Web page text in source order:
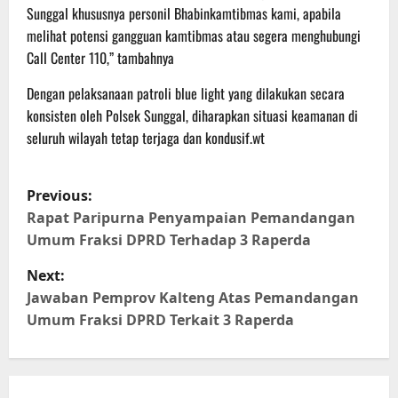
Sunggal khususnya personil Bhabinkamtibmas kami, apabila
melihat potensi gangguan kamtibmas atau segera menghubungi
Call Center 110,” tambahnya
Dengan pelaksanaan patroli blue light yang dilakukan secara
konsisten oleh Polsek Sunggal, diharapkan situasi keamanan di
seluruh wilayah tetap terjaga dan kondusif.wt
P
o
s
t
Previous:
Rapat Paripurna Penyampaian Pemandangan
Umum Fraksi DPRD Terhadap 3 Raperda
Next:
Jawaban Pemprov Kalteng Atas Pemandangan
Umum Fraksi DPRD Terkait 3 Raperda